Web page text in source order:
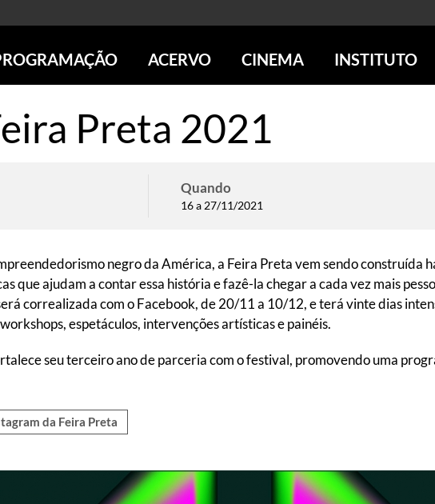
SÃO PAULO
RIO DE JANEIRO
ANTERIORES
TOURS VIRTUAIS
VISITAS MEDIADAS
ACERVO
SOBRE O ACERVO
FOTOGRAFIA
LITERATURA
MÚSICA
DESTAQUES DE A a Z
POR DENTRO DO ACERVO
CINEMA
SÃO PAULO
POÇOS DE CALDAS
REVISTAS DE PROGRAMAÇÃO
INSTITUTO
ESCOLA ESCUTA
PUBLICAÇÕES E
Preta 2021
Quando
16 a 27/11/2021
negro da América, a Feira Preta vem sendo construída
que ajudam a contar essa história e fazê-la chegar a cada vez mais
correalizada com o Facebook, de 20/11 a 10/12, e terá vinte dias
espetáculos, intervenções artísticas e painéis.
seu terceiro ano de parceria com o festival, promovendo uma
da Feira Preta